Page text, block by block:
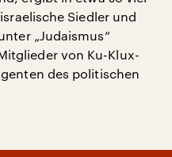
Siedler und
„Judaismus“
von Ku-Klux-
des politischen